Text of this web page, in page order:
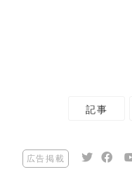
記事
広告掲載